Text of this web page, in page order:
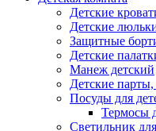
Детские
Детские
Защитные
Детские
Манеж детский
Детские
Посуды для
Термосы
Светильник